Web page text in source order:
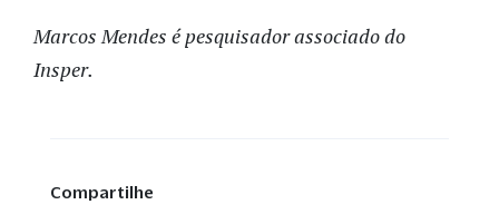
Marcos Mendes é pesquisador associado do
Insper.
Compartilhe